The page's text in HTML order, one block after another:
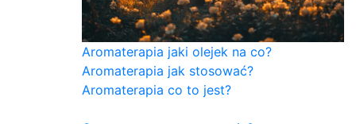
Aromaterapia jaki olejek na co?
Aromaterapia jak stosować?
Aromaterapia co to jest?